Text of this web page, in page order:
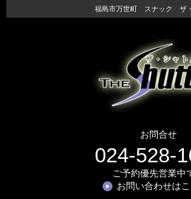
福島市万世町 スナック ザ
お問合せ
024-528-
ご予約優先営業中
お問い合わせは